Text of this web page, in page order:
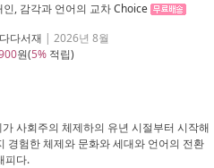
, 감각과 언어의 교차Choice
다다서재 | 2026년 8월
원(5% 적립)
사회주의 체제하의 유년 시절부터 시작해
경험한 체제와 문화와 세대와 언어의 전환
피다.